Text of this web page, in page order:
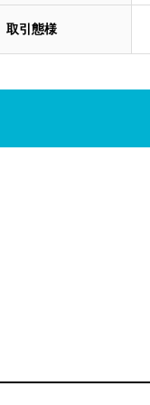
取引態様